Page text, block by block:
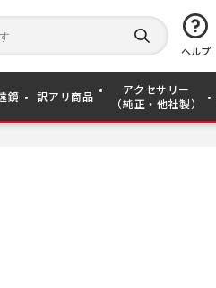
か
ら
検
索
す
る
ヘルプ
鏡 訳アリ商品
アクセサリー
（純正・他社製）